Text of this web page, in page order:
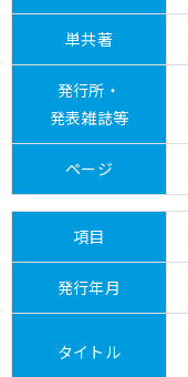
単共著
発行所・
発表雑誌等
ページ
項目
発行年月
タイトル